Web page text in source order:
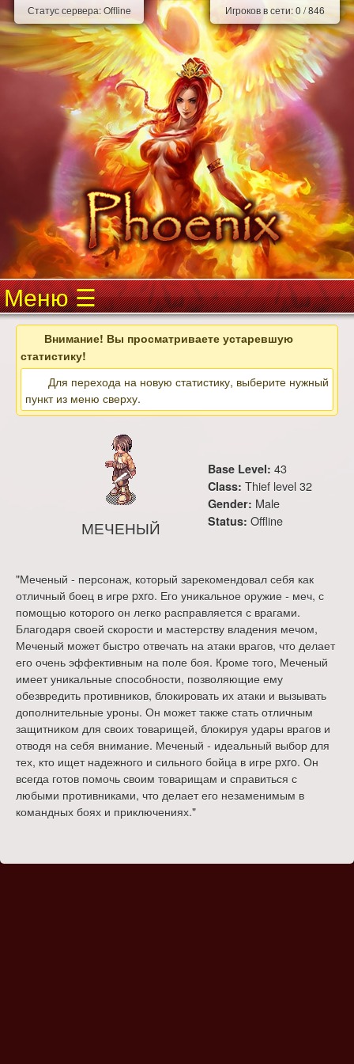
Статус сервера:Offline Игроков в сети:0 /846
Меню
Внимание! Вы просматриваете устаревшую
статистику!
Для перехода на новую статистику, выберите нужный
пункт из меню сверху.
МЕЧЕНЫЙ
Base Level: 43
Class: Thief level 32
Gender: Male
Status: Offline
"Меченый - персонаж, который зарекомендовал себя как
отличный боец в игре pxro. Его уникальное оружие - меч, с
помощью которого он легко расправляется с врагами.
Благодаря своей скорости и мастерству владения мечом,
Меченый может быстро отвечать на атаки врагов, что делает
его очень эффективным на поле боя. Кроме того, Меченый
имеет уникальные способности, позволяющие ему
обезвредить противников, блокировать их атаки и вызывать
дополнительные уроны. Он может также стать отличным
защитником для своих товарищей, блокируя удары врагов и
отводя на себя внимание. Меченый - идеальный выбор для
тех, кто ищет надежного и сильного бойца в игре pxro. Он
всегда готов помочь своим товарищам и справиться с
любыми противниками, что делает его незаменимым в
командных боях и приключениях."